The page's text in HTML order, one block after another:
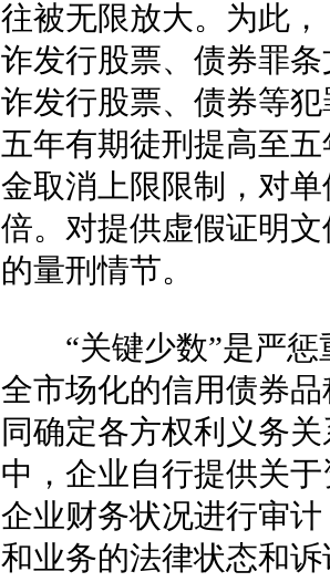
往被无限放大。为此
诈发行股票、债券罪
诈发行股票、债券等
五年有期徒刑提高至
金取消上限限制，对
倍。对提供虚假证明
的量刑情节。
“关键少数”是严惩
全市场化的信用债券
同确定各方权利义务
中，企业自行提供关
企业财务状况进行审
和业务的法律状态和